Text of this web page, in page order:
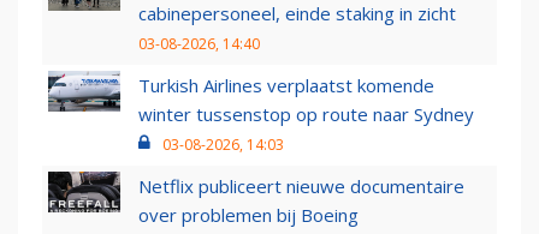
cabinepersoneel, einde staking in zicht
03-08-2026, 14:40
Turkish Airlines verplaatst komende
winter tussenstop op route naar Sydney
03-08-2026, 14:03
Netflix publiceert nieuwe documentaire
over problemen bij Boeing